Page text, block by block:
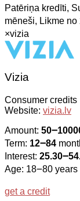
Patēriņa kredīti,
mēneši, Likme
×vizia
Vizia
Consumer credits
Website: vizia.lv
Amount:
Term: 12౼84
Interest:
Age: 18౼80 years
get a credit